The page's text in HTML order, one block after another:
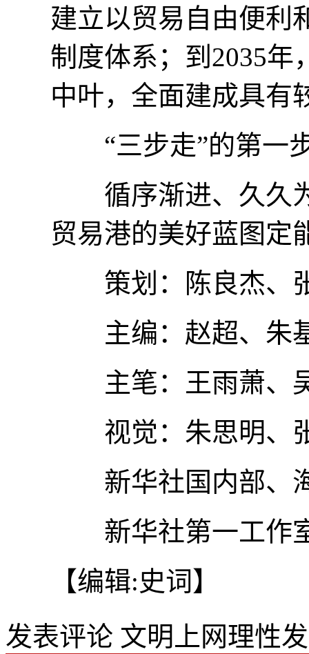
建立以贸易自由便利
制度体系；到2035年
中叶，全面建成具有
“三步走”的第一
循序渐进、久久为
贸易港的美好蓝图定
策划：陈良杰、
主编：赵超、朱
主笔：王雨萧、
视觉：朱思明、
新华社国内部、
新华社第一工作
【编辑:史词】
发表评论 文明上网理性